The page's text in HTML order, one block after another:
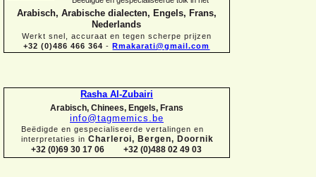
Arabisch, Arabische dialecten, Engels, Frans,
Nederlands
Werkt snel, accuraat en tegen scherpe prijzen
+32 (0)486 466 364 - Rmakarati@gmail.com
Rasha Al-Zubairi
Arabisch, Chinees, Engels, Frans
info@tagmemics.be
Beëdigde en gespecialiseerde vertalingen en
interpretaties in Charleroi, Bergen, Doornik
+32 (0)69 30 17 06 +32 (0)488 02 49 03